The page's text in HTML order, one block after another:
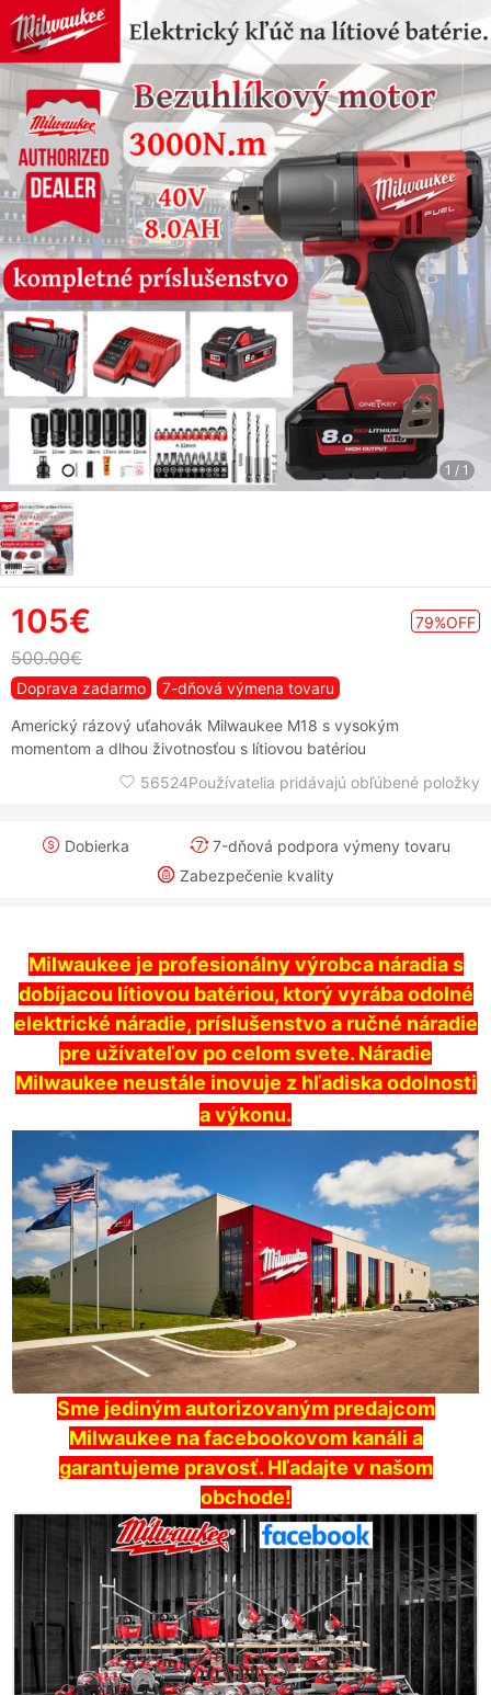
1 / 1
105€ 79%OFF
500.00€
Doprava zadarmo
7-dňová výmena tovaru
Americký rázový uťahovák Milwaukee M18 s vysokým
momentom a dlhou životnosťou s lítiovou batériou
56524Používatelia pridávajú obľúbené položky
Dobierka
7-dňová podpora výmeny tovaru
Zabezpečenie kvality
Milwaukee je profesionálny výrobca náradia s
dobíjacou lítiovou batériou, ktorý vyrába odolné
elektrické náradie, príslušenstvo a ručné náradie
pre užívateľov po celom svete. Náradie
Milwaukee neustále inovuje z hľadiska odolnosti
a výkonu.
Sme jediným autorizovaným predajcom
Milwaukee na facebookovom kanáli a
garantujeme pravosť. Hľadajte v našom
obchode!